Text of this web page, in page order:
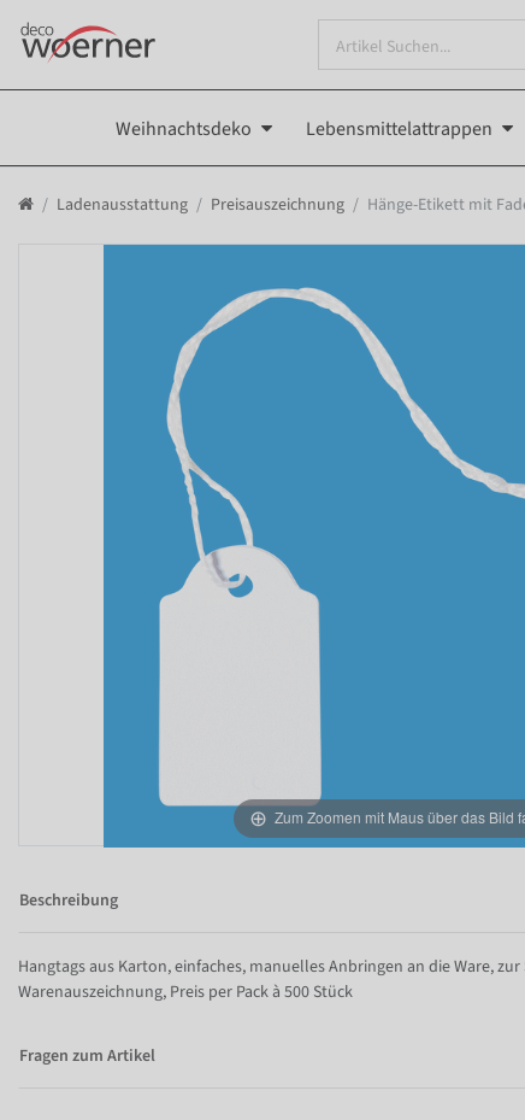
Weihnachtsdeko Lebensmittelattrappen
Ladenausstattung Preisauszeichnung Hänge-Etikett mit
Zum Zoomen mit Maus über das Bild
Beschreibung
Hangtags aus Karton, einfaches, manuelles Anbringen an die Ware,
Warenauszeichnung, Preis per Pack à 500 Stück
Fragen zum Artikel